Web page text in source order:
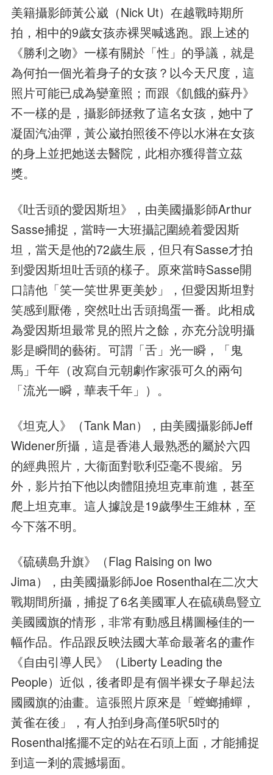
美籍攝影師黃公崴（Nick Ut）在越戰時期所
拍，相中的9歲女孩赤裸哭喊逃跑。跟上述的
《勝利之吻》一樣有關於「性」的爭議，就是
為何拍一個光着身子的女孩？以今天尺度，這
照片可能已成為孌童照；而跟《飢餓的蘇丹》
不一樣的是，攝影師拯救了這名女孩，她中了
凝固汽油彈，黃公崴拍照後不停以水淋在女孩
的身上並把她送去醫院，此相亦獲得普立茲
獎。
《吐舌頭的愛因斯坦》，由美國攝影師Arthur
Sasse捕捉，當時一大班攝記圍繞着愛因斯
坦，當天是他的72歲生辰，但只有Sasse才拍
到愛因斯坦吐舌頭的樣子。原來當時Sasse開
口請他「笑一笑世界更美妙」，但愛因斯坦對
笑感到厭倦，突然吐出舌頭搗蛋一番。此相成
為愛因斯坦最常見的照片之餘，亦充分說明攝
影是瞬間的藝術。可謂「舌」光一瞬，「鬼
馬」千年（改寫自元朝劇作家張可久的兩句
「流光一瞬，華表千年」）。
《坦克人》（Tank Man），由美國攝影師Jeff
Widener所攝，這是香港人最熟悉的屬於六四
的經典照片，大衞面對歌利亞毫不畏縮。另
外，影片拍下他以肉體阻撓坦克車前進，甚至
爬上坦克車。這人據說是19歲學生王維林，至
今下落不明。
《硫磺島升旗》（Flag Raising on Iwo
Jima），由美國攝影師Joe Rosenthal在二次大
戰期間所攝，捕捉了6名美國軍人在硫磺島豎立
美國國旗的情形，非常有動感且構圖極佳的一
幅作品。作品跟反映法國大革命最著名的畫作
《自由引導人民》（Liberty Leading the
People）近似，後者即是有個半裸女子舉起法
國國旗的油畫。這張照片原來是「螳螂捕蟬，
黃雀在後」，有人拍到身高僅5呎5吋的
Rosenthal搖擺不定的站在石頭上面，才能捕捉
到這一剎的震撼場面。